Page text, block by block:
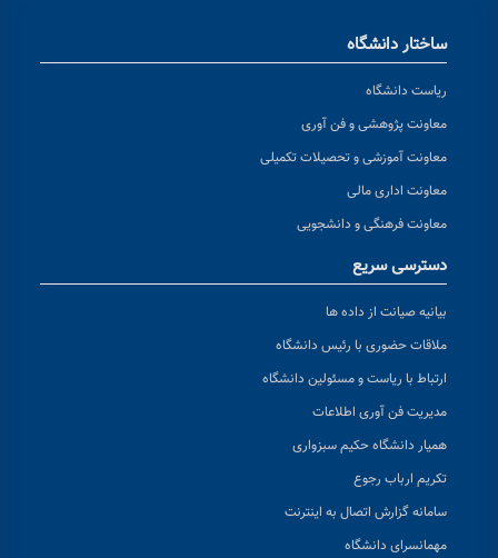
ساختار دانشگاه
ریاست دانشگاه
معاونت پژوهشی و فن آوری
معاونت آموزشی و تحصیلات تکمیلی
معاونت اداری مالی
معاونت فرهنگی و دانشجویی
دسترسی سریع
بیانیه صیانت از داده ها
ملاقات حضوری با رئیس دانشگاه
ارتباط با ریاست و مسئولین دانشگاه
مدیریت فن آوری اطلاعات
همیار دانشگاه حکیم سبزواری
تکریم ارباب رجوع
سامانه گزارش اتصال به اینترنت
مهمانسرای دانشگاه